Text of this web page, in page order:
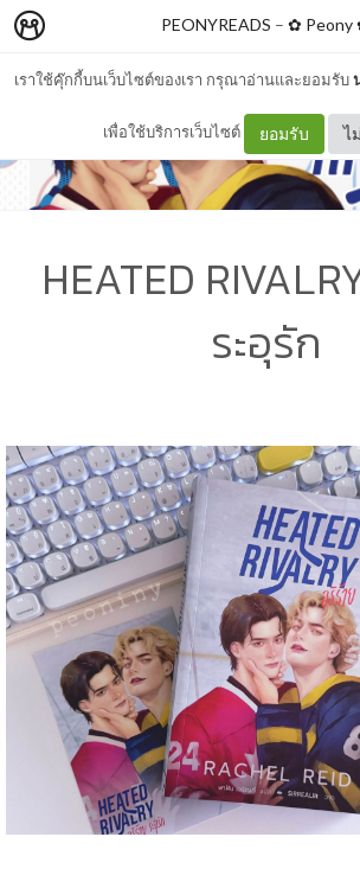
เราใช้คุ๊กกี้บนเว็บไซต์ของเรา กรุณาอ่านและยอมรับ
เพื่อใช้บริการเว็บไซต์ ยอมรับ ไ
PEONYREADS – ✿ Peony
HEATED
ระอุรัก